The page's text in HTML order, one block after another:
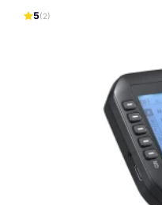
5(2)